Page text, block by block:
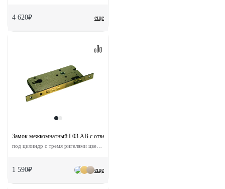
еще
4 620₽
еще
Замок межкомнатный L03 AB с ответной планкой
1 590₽